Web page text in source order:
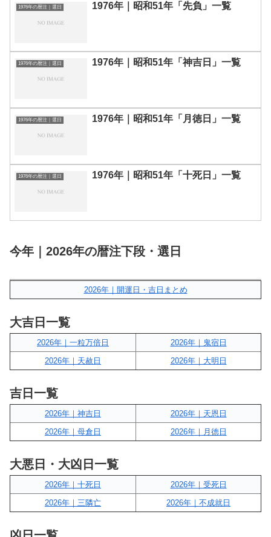
1976年の暦注｜選日 1976年｜昭和51年「先負」一覧
1976年の暦注｜選日 1976年｜昭和51年「神吉日」一覧
1976年の暦注｜選日 1976年｜昭和51年「月徳日」一覧
1976年の暦注｜選日 1976年｜昭和51年「十死日」一覧
今年｜2026年の暦注下段・選日
2026年｜開運日・吉日まとめ
大吉日一覧
2026年｜一粒万倍日
2026年｜鬼宿日
2026年｜天赦日
2026年｜大明日
吉日一覧
2026年｜神吉日
2026年｜天恩日
2026年｜母倉日
2026年｜月徳日
大悪日・大凶日一覧
2026年｜十死日
2026年｜受死日
2026年｜三隣亡
2026年｜不成就日